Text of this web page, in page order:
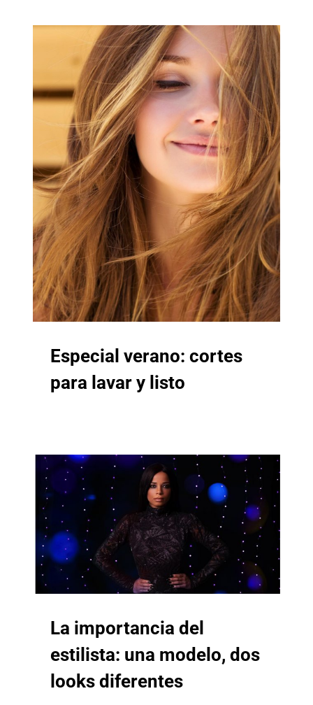
Especial verano: cortes
para lavar y listo
La importancia del
estilista: una modelo, dos
looks diferentes